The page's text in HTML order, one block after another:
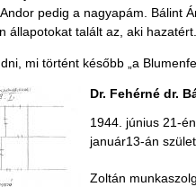
Andor pedig a nagyapám. Bálint
állapotokat talált az, aki hazatért.
mi történt később „a
Dr. Fehérné dr.
1944. június 21-
január13-án
Zoltán